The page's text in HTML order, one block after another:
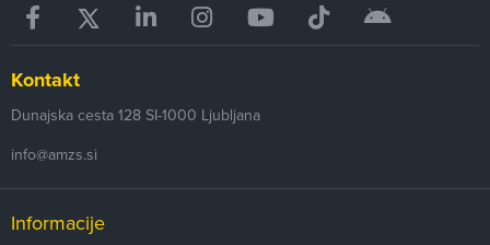
Kontakt
Dunajska cesta 128 SI-1000 Ljubljana
info@amzs.si
Informacije